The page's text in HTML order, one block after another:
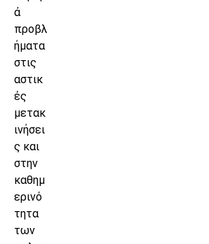
ά
προβλ
ήματα
στις
αστικ
ές
μετακ
ινήσει
ς και
στην
καθημ
ερινό
τητα
των